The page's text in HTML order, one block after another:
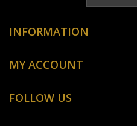
INFORMATION
MY ACCOUNT
FOLLOW US